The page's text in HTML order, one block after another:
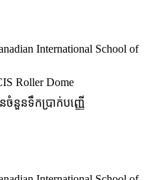
International School of
Roller Dome
នួនទឹកប្រាក់បញ្ញើ